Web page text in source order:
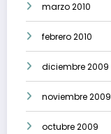
marzo 2010
febrero 2010
diciembre 2009
noviembre 2009
octubre 2009